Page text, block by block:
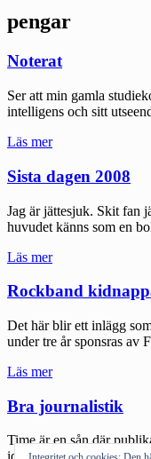
pengar
Noterat
Ser att min gamla
intelligens och sitt
Läs mer"Noterat"
Sista dagen 2008
Jag är jättesjuk. Skit fan
huvudet känns som en
Läs mer"Sista
2008"
Rockband
Det här blir ett inlägg
under tre år sponsras av
Läs mer"Rockband
av
kommunalt
varumärke"
Bra journalistik
Time är en sån där